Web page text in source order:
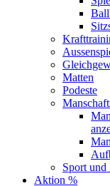
Matten
Podeste
Sport und
Aktion %